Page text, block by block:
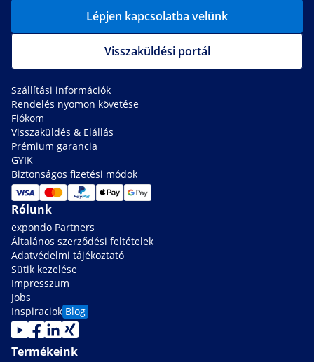
Lépjen kapcsolatba velünk
Visszaküldési portál
Szállítási információk
Rendelés nyomon követése
Fiókom
Visszaküldés & Elállás
Prémium garancia
GYIK
Biztonságos fizetési módok
Rólunk
expondo Partners
Általános szerződési feltételek
Adatvédelmi tájékoztató
Sütik kezelése
Impresszum
Jobs
Inspiraciok Blog
Termékeink